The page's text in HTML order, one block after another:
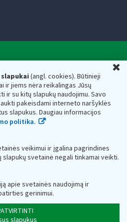
(angl. cookies). Būtinieji
ir jiems nėra reikalingas Jūsų
ir su kitų slapukų naudojimu. Savo
pakeisdami interneto naršyklės
slapukus. Daugiau informacijos
politika.
veikimui ir įgalina pagrindines
svetainė negali tinkamai veikti.
apie svetainės naudojimą ir
gerinimui.
slapukus
kodas — 188659752,
01107 Vilnius, Lietuva, el.paštas:
adresas 188659752
inspekciją prie Lietuvos
kaupiami ir saugomi Juridinių